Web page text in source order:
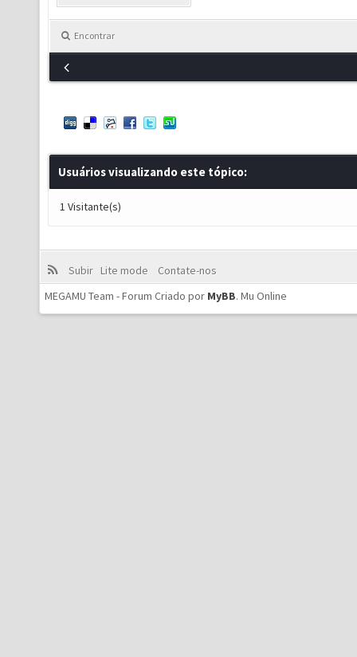
Encontrar
Usuários visualizando este tópico:
1 Visitante(s)
Subir Lite mode
Contate-nos
MEGAMU Team - Forum Criado por MyBB. Mu Online